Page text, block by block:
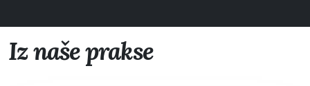
Iz naše prakse